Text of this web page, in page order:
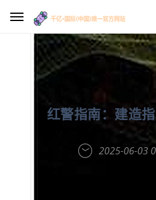
红警指南：建造
2025-06-03